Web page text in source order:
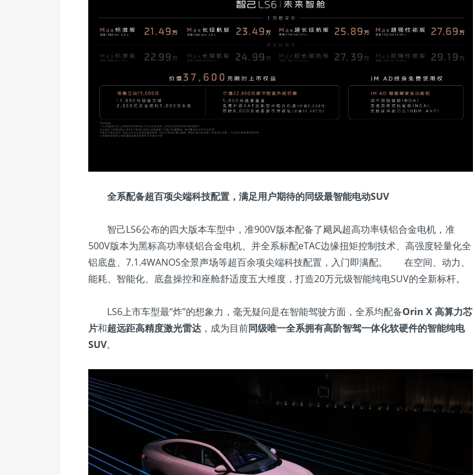
全系配备超百项尖端科技配置，满足用户期待的同级最智能电动SUV
智己LS6公布的四大版本车型中，准900V版本配备了飓风超高功率镁铝合金电机，准
500V版本为黑标高功率镁铝合金电机、并全系标配eTAC边缘扭矩控制技术、高强度轻量化全
铝底盘、7.1.4WANOS全景声场等超百余项尖端科技配置，入门即满配。 在空间、动力、
能耗、智能化、底盘操控和座舱舒适度五大维度，打造20万元级智能纯电SUV的全新标杆。
LS6上市车型最“炸”的想象力，毫无疑问是在智能驾驶方面，全系均配备Orin X 高算力芯
片和超远距高精度激光雷达 ，成为目前同级唯一全系拥有高阶智驾一体化软硬件的智能纯电
SUV。